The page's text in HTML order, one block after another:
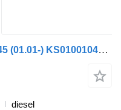
Servodirecţie hidraulică ZF LF45 (01.01-) KS01001042 pentru cap tractor DAF LF45, LF55, LF180, CF65, CF75, CF85 (2001-)
diesel